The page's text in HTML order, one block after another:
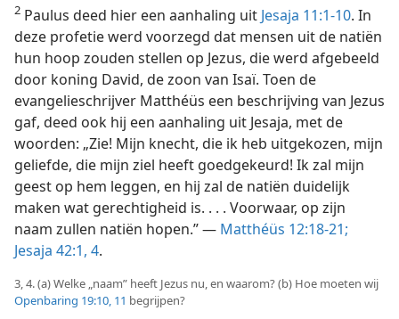
2 Paulus deed hier een aanhaling uit Jesaja 11:1-10. In
deze profetie werd voorzegd dat mensen uit de natiën
hun hoop zouden stellen op Jezus, die werd afgebeeld
door koning David, de zoon van Isaï. Toen de
evangelieschrijver Matthéüs een beschrijving van Jezus
gaf, deed ook hij een aanhaling uit Jesaja, met de
woorden: „Zie! Mijn knecht, die ik heb uitgekozen, mijn
geliefde, die mijn ziel heeft goedgekeurd! Ik zal mijn
geest op hem leggen, en hij zal de natiën duidelijk
maken wat gerechtigheid is. . . . Voorwaar, op zijn
naam zullen natiën hopen.” — Matthéüs 12:18-21;
Jesaja 42:1, 4.
3, 4. (a) Welke „naam” heeft Jezus nu, en waarom? (b) Hoe moeten wij
Openbaring 19:10, 11 begrijpen?